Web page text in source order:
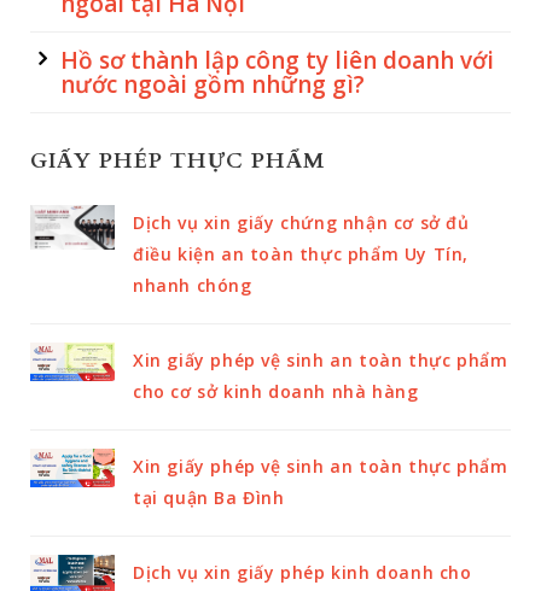
Hồ sơ thành lập công ty liên doanh với
nước ngoài gồm những gì?
GIẤY PHÉP THỰC PHẨM
Dịch vụ xin giấy chứng nhận cơ sở đủ
điều kiện an toàn thực phẩm Uy Tín,
nhanh chóng
Xin giấy phép vệ sinh an toàn thực phẩm
cho cơ sở kinh doanh nhà hàng
Xin giấy phép vệ sinh an toàn thực phẩm
tại quận Ba Đình
Dịch vụ xin giấy phép kinh doanh cho